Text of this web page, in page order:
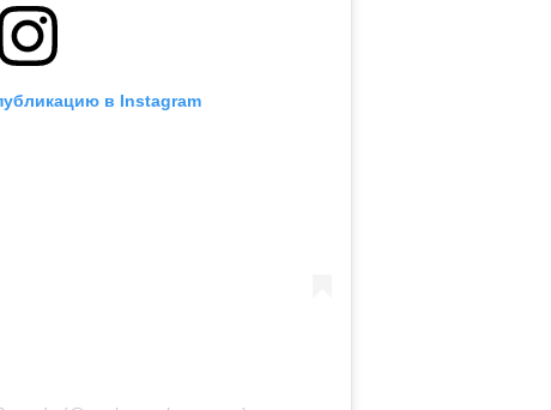
в Instagram